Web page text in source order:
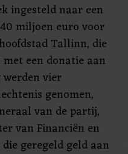
ingesteld naar een
miljoen euro voor
Tallinn, die
een donatie aan
vier
genomen,
van de partij,
van Financiën en
geregeld geld aan